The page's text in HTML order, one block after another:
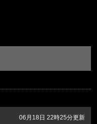
06月18日 22時25分更新